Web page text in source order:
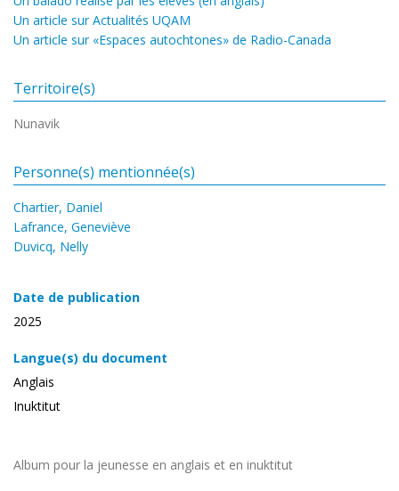
Un article sur Actualités UQAM
Un article sur «Espaces autochtones» de Radio-Canada
Territoire(s)
Nunavik
Personne(s) mentionnée(s)
Chartier, Daniel
Lafrance, Geneviève
Duvicq, Nelly
Date de publication
2025
Langue(s) du document
Anglais
Inuktitut
Album pour la jeunesse en anglais et en inuktitut